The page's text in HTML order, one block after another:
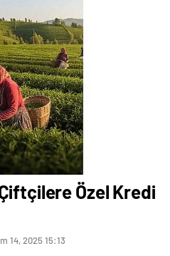
Özel Kredi
14, 2025 15:13